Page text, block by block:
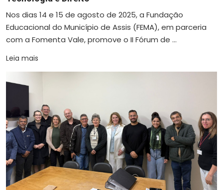
Nos dias 14 e 15 de agosto de 2025, a Fundação
Educacional do Município de Assis (FEMA), em parceria
com a Fomenta Vale, promove o II Fórum de ...
Leia mais